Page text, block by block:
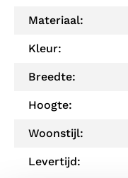
Materiaal:
Kleur:
Breedte:
Hoogte:
Woonstijl:
Levertijd: